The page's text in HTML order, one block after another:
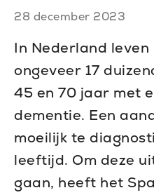
Publiceerdatum
28 december 2023
In Nederland
ongeveer 17
45 en 70 jaar met
dementie. Een
moeilijk te
leeftijd. Om deze
gaan, heeft het